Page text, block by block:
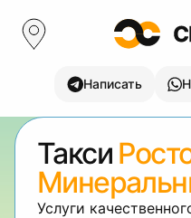
Написать
Такси
Услуги